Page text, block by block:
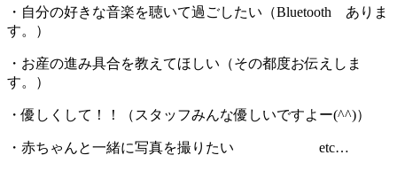
・自分の好きな音楽を聴いて過ごしたい（Bluetooth ありま
す。）
・お産の進み具合を教えてほしい（その都度お伝えしま
す。）
・優しくして！！（スタッフみんな優しいですよー(^^)）
・赤ちゃんと一緒に写真を撮りたい etc…